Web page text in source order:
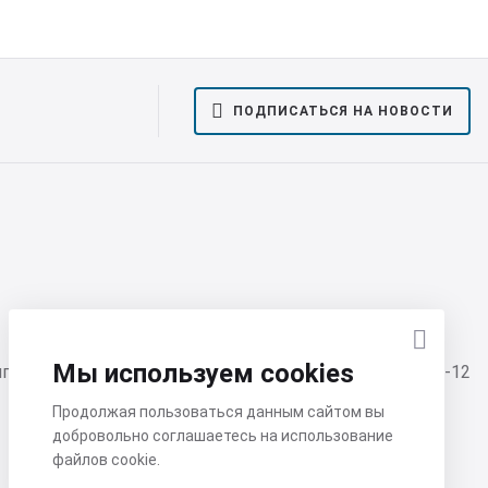
ПОДПИСАТЬСЯ НА НОВОСТИ
г. Долгопрудный, ул. Летная, д.1, помещ. 5-12
Мы используем cookies
Продолжая пользоваться данным сайтом вы
добровольно соглашаетесь на использование
файлов cookie.